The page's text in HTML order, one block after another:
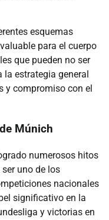
esquemas
para el cuerpo
que pueden no ser
la estrategia general
y compromiso con el
Múnich
numerosos hitos
uno de los
nacionales
significativo en la
y victorias en